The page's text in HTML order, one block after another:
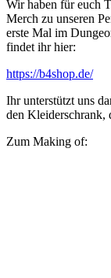
Wir haben für euch
Merch zu unseren
erste Mal im
findet ihr hier:
https://b4shop.de/
Ihr unterstützt uns
den Kleiderschrank,
Zum Making of: